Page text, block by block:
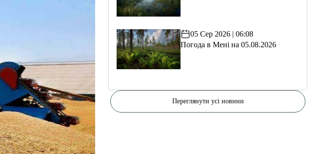
05 Сер 2026 | 06:08
Погода в Мені на 05.08.2026
Переглянути усі новини